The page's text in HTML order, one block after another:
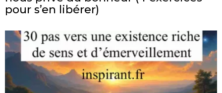
pour s’en libérer)